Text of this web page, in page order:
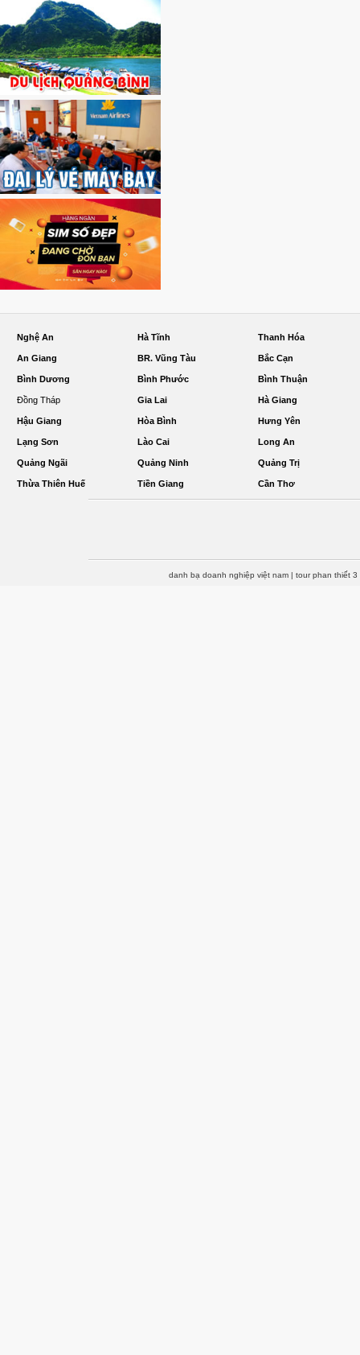
Nghệ An Hà Tĩnh Thanh Hóa
An Giang BR. Vũng Tàu Bắc Cạn
Bình Dương Bình Phước Bình Thuận
Đồng Tháp Gia Lai Hà Giang
Hậu Giang Hòa Bình Hưng Yên
Lạng Sơn Lào Cai Long An
Quảng Ngãi Quảng Ninh Quảng Trị
Thừa Thiên Huế Tiền Giang Cần Thơ
danh bạ doanh nghiệp việt nam | tour phan thiết 3